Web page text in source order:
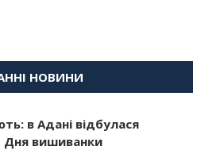
НОВИНИ
в Адані відбулася
Дня вишиванки